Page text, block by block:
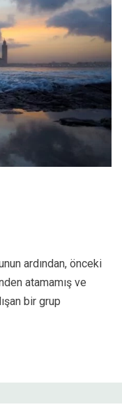
ardından, önceki
atamamış ve
bir grup